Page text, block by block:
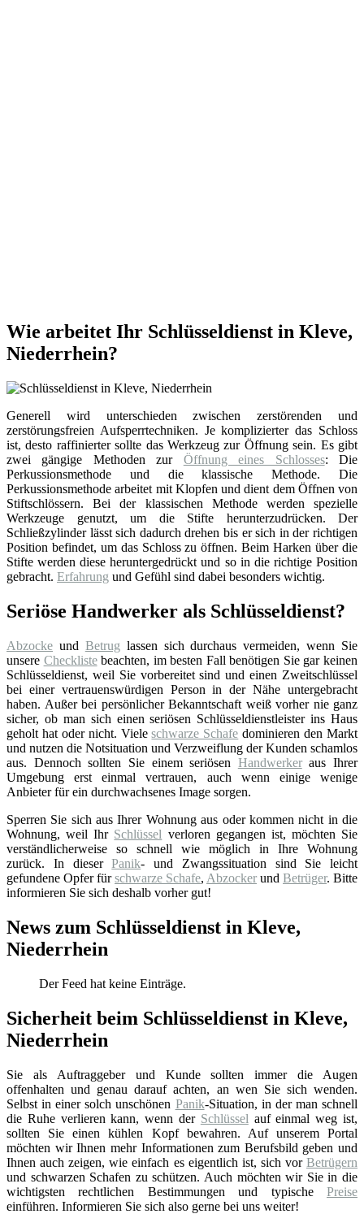
Wie arbeitet Ihr Schlüsseldienst in Kleve,
Niederrhein?
Generell wird unterschieden zwischen zerstörenden und
zerstörungsfreien Aufsperrtechniken. Je komplizierter das Schloss
ist, desto raffinierter sollte das Werkzeug zur Öffnung sein. Es gibt
zwei gängige Methoden zur Öffnung eines Schlosses: Die
Perkussionsmethode und die klassische Methode. Die
Perkussionsmethode arbeitet mit Klopfen und dient dem Öffnen von
Stiftschlössern. Bei der klassischen Methode werden spezielle
Werkzeuge genutzt, um die Stifte herunterzudrücken. Der
Schließzylinder lässt sich dadurch drehen bis er sich in der richtigen
Position befindet, um das Schloss zu öffnen. Beim Harken über die
Stifte werden diese heruntergedrückt und so in die richtige Position
gebracht. Erfahrung und Gefühl sind dabei besonders wichtig.
Seriöse Handwerker als Schlüsseldienst?
Abzocke und Betrug lassen sich durchaus vermeiden, wenn Sie
unsere Checklistebeachten, im besten Fall benötigen Sie gar keinen
Schlüsseldienst, weil Sie vorbereitet sind und einen Zweitschlüssel
bei einer vertrauenswürdigen Person in der Nähe untergebracht
haben. Außer bei persönlicher Bekanntschaft weiß vorher nie ganz
sicher, ob man sich einen seriösen Schlüsseldienstleister ins Haus
geholt hat oder nicht. Vieleschwarze Schafe dominieren den Markt
und nutzen die Notsituation und Verzweiflung der Kunden schamlos
aus. Dennoch sollten Sie einem seriösen Handwerkeraus Ihrer
Umgebung erst einmal vertrauen, auch wenn einige wenige
Anbieter für ein durchwachsenes Image sorgen.
Sperren Sie sich aus Ihrer Wohnung aus oder kommen nicht in die
Wohnung, weil Ihr Schlüssel verloren gegangen ist, möchten Sie
verständlicherweise so schnell wie möglich in Ihre Wohnung
zurück. In dieserPanik- und Zwangssituation sind Sie leicht
gefundene Opfer fürschwarze Schafe, Abzocker und Betrüger. Bitte
informieren Sie sich deshalb vorher gut!
News zum Schlüsseldienst in Kleve,
Niederrhein
Der Feed hat keine Einträge.
Sicherheit beim Schlüsseldienst in Kleve,
Niederrhein
Sie als Auftraggeber und Kunde sollten immer die Augen
offenhalten und genau darauf achten, an wen Sie sich wenden.
Selbst in einer solch unschönen Panik-Situation, in der man schnell
die Ruhe verlieren kann, wenn der Schlüssel auf einmal weg ist,
sollten Sie einen kühlen Kopf bewahren. Auf unserem Portal
möchten wir Ihnen mehr Informationen zum Berufsbild geben und
Ihnen auch zeigen, wie einfach es eigentlich ist, sich vor Betrügern
und schwarzen Schafen zu schützen. Auch möchten wir Sie in die
wichtigsten rechtlichen Bestimmungen und typische Preise
einführen. Informieren Sie sich also gerne bei uns weiter!